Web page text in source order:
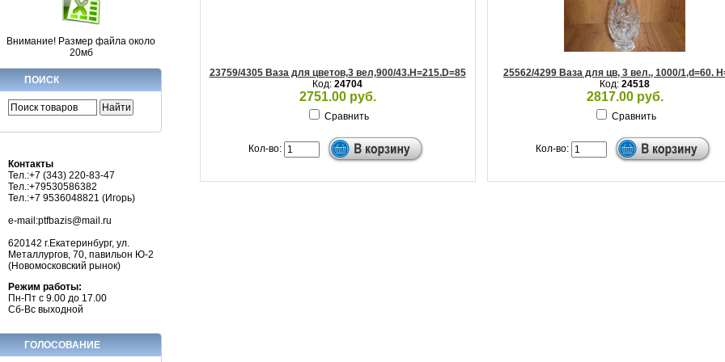
Внимание! Размер файла около
20мб
ПОИСК
Контакты
Тел.:+7 (343) 220-83-47
Тел.:+79530586382
Тел.:+7 9536048821 (Игорь)
e-mail:ptfbazis@mail.ru
620142 г.Екатеринбург, ул.
Металлургов, 70, павильон Ю-2
(Новомосковский рынок)
Режим работы:
Пн-Пт с 9.00 до 17.00
Сб-Вс выходной
ГОЛОСОВАНИЕ
23759/4305 Ваза для цветов,3 вел,900/43.H=215.D=85
Код: 24704
2751.00 руб.
Сравнить
Кол-во:
25562/4299 Ваза для цв, 3 вел., 1000/1,d=60.
Код: 24518
2817.00 руб.
Сравнить
Кол-во: